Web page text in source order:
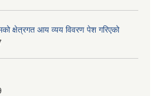
क्षेत्रगत आय व्यय विवरण पेश गरिएको